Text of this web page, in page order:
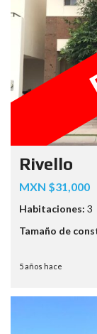
Rivello
MXN $31,000
Habitaciones: 3
Tamaño de
5 años hace